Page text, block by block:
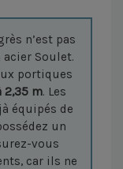
n’est pas
Soulet.
portiques
2,35 m. Les
équipés de
un
vous
car ils ne